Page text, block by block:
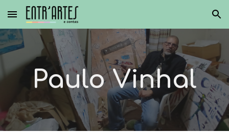
Skip to main content Skip to navigation
Paulo Vinhal